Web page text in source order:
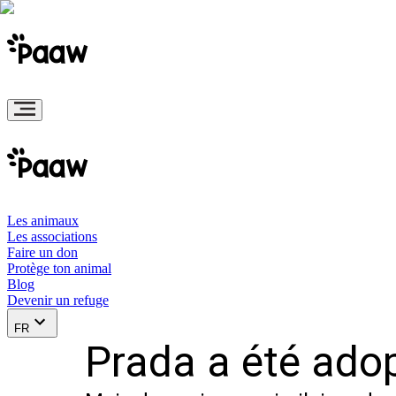
Les animaux
Les associations
Faire un don
Protège ton animal
Blog
Devenir un refuge
FR
Prada a été